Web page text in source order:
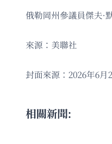
俄勒岡州參議員傑夫
來源：美聯社
封面來源：2026年6
相關新聞: